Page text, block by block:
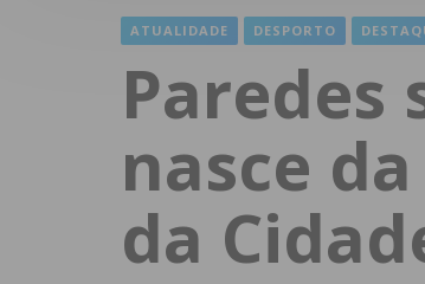
ATUALIDADE DESPORTO
Paredes
nasce
da